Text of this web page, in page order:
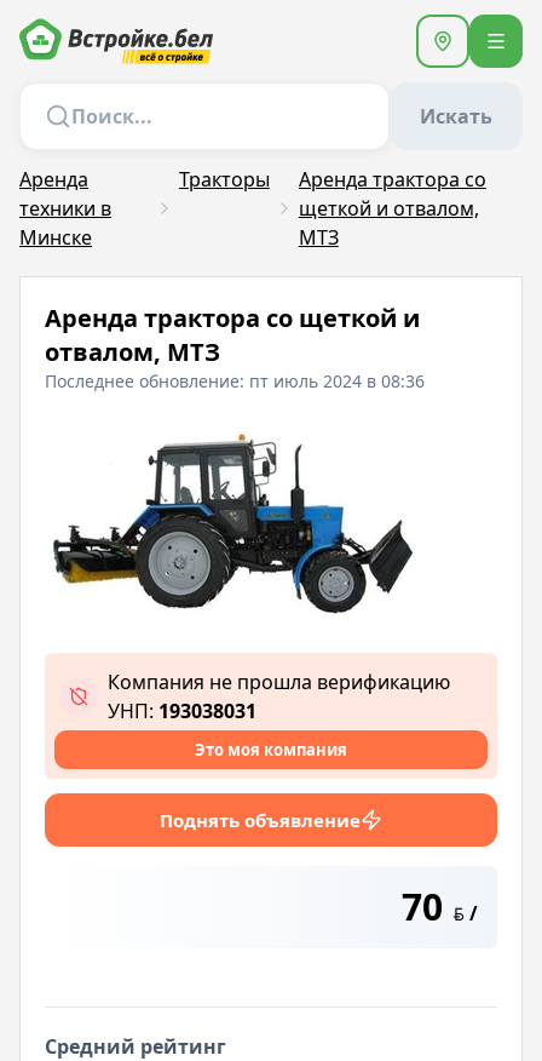
Искать
Аренда
техники в
Минске
Тракторы
Аренда трактора со
щеткой и отвалом,
МТЗ
Аренда трактора со щеткой и
отвалом, МТЗ
Последнее обновление: пт июль 2024 в 08:36
Компания не прошла верификацию
УНП: 193038031
Это моя компания
Поднять объявление
70 BYN /
Средний рейтинг